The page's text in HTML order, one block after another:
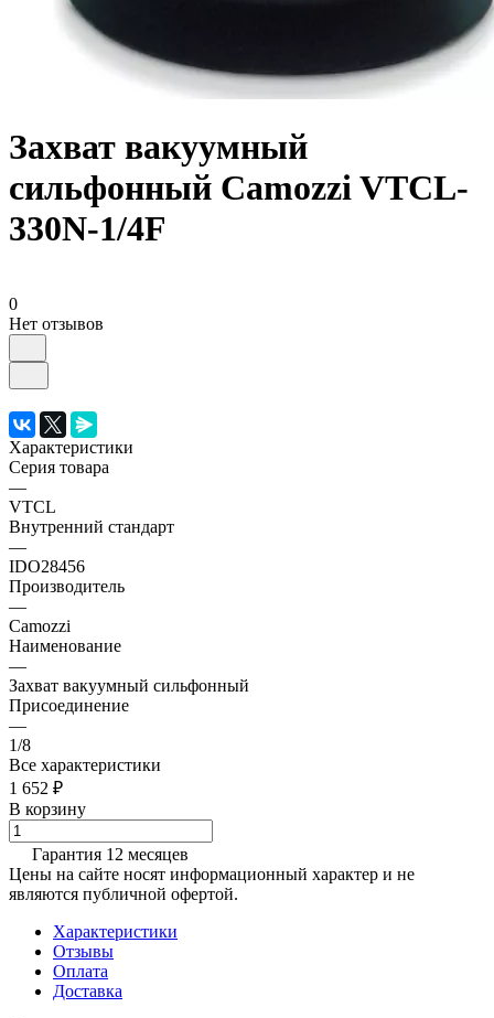
Захват вакуумный
сильфонный Camozzi VTCL-
330N-1/4F
0
Нет отзывов
Характеристики
Серия товара
—
VTCL
Внутренний стандарт
—
IDO28456
Производитель
—
Camozzi
Наименование
—
Захват вакуумный сильфонный
Присоединение
—
1/8
Все характеристики
1 652 ₽
В корзину
Гарантия 12 месяцев
Цены на сайте носят информационный характер и не
являются публичной офертой.
Характеристики
Отзывы
Оплата
Доставка